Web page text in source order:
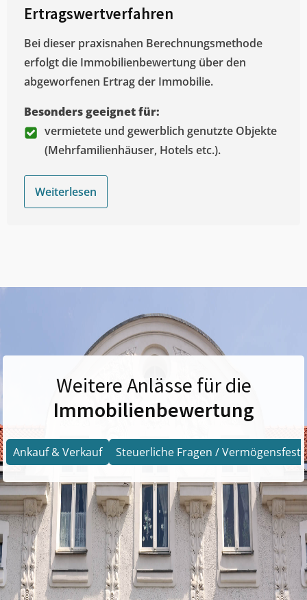
Ertragswertverfahren
Bei dieser praxisnahen Berechnungsmethode
erfolgt die Immobilienbewertung über den
abgeworfenen Ertrag der Immobilie.
Besonders geeignet für:
vermietete und gewerblich genutzte Objekte
(Mehrfamilienhäuser, Hotels etc.).
Weiterlesen
Weitere Anlässe für die
Immobilienbewertung
Ankauf & Verkauf Steuerliche Fragen /